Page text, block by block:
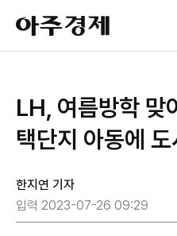
아
주
경
LH, 여름방학
택단지 아동에
한지연 기자
입력 2023-07-26 09:29